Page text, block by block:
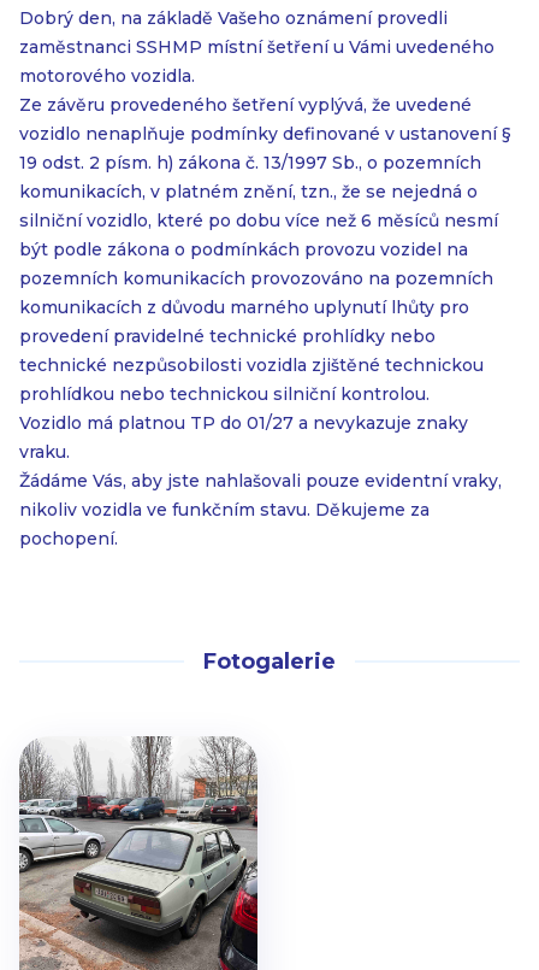
Dobrý den, na základě Vašeho oznámení provedli
zaměstnanci SSHMP místní šetření u Vámi uvedeného
motorového vozidla.
Ze závěru provedeného šetření vyplývá, že uvedené
vozidlo nenaplňuje podmínky definované v ustanovení §
19 odst. 2 písm. h) zákona č. 13/1997 Sb., o pozemních
komunikacích, v platném znění, tzn., že se nejedná o
silniční vozidlo, které po dobu více než 6 měsíců nesmí
být podle zákona o podmínkách provozu vozidel na
pozemních komunikacích provozováno na pozemních
komunikacích z důvodu marného uplynutí lhůty pro
provedení pravidelné technické prohlídky nebo
technické nezpůsobilosti vozidla zjištěné technickou
prohlídkou nebo technickou silniční kontrolou.
Vozidlo má platnou TP do 01/27 a nevykazuje znaky
vraku.
Žádáme Vás, aby jste nahlašovali pouze evidentní vraky,
nikoliv vozidla ve funkčním stavu. Děkujeme za
pochopení.
Fotogalerie